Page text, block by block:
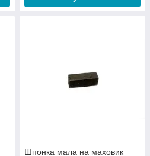
Шпонка мала на маховик